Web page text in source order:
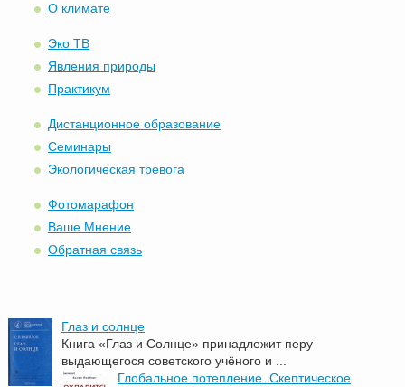
О климате
Эко ТВ
Явления природы
Практикум
Дистанционное образование
Семинары
Экологическая тревога
Фотомарафон
Ваше Мнение
Обратная связь
Глаз и солнце
Книга «Глаз и Солнце» принадлежит перу
выдающегося советского учёного и ...
Глобальное потепление. Скептическое